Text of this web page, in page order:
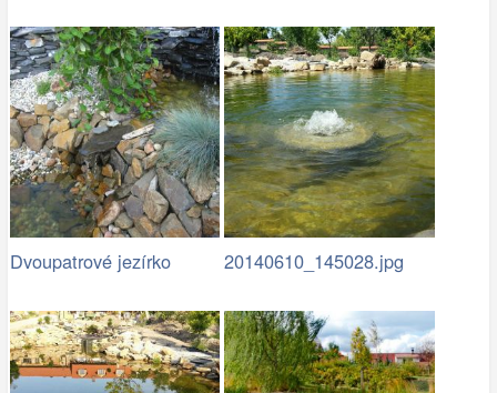
Dvoupatrové jezírko 20140610_145028.jpg